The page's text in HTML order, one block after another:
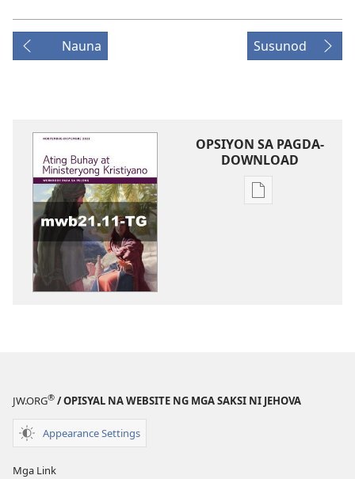
Nauna Susunod
OPSIYON SA PAGDA-
DOWNLOAD
Opsiyon
Nobyembre–
JW.ORG® / OPISYAL NA WEBSITE NG MGA SAKSI NI JEHOVA
Appearance Settings
Mga Link